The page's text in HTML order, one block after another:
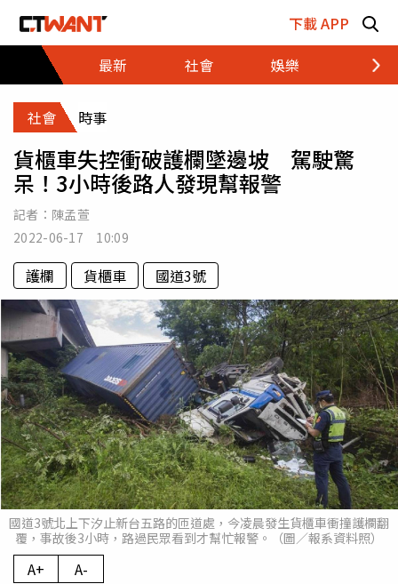
下載 APP
最新
社會 娛樂 財經
社會 時事
貨櫃車失控衝破護欄墜邊坡 駕駛驚
呆！3小時後路人發現幫報警
記者： 陳孟萱
2022-06-17 10:09
護欄 貨櫃車 國道3號
國道3號北上下汐止新台五路的匝道處，今凌晨發生貨櫃車衝撞護欄翻
覆，事故後3小時，路過民眾看到才幫忙報警。（圖／報系資料照）
A+ A-